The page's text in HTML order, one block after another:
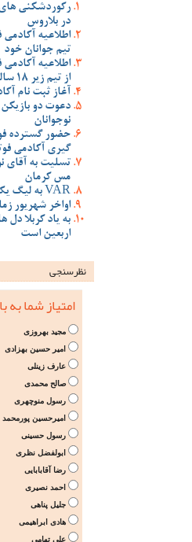
رکوردشکنی
در بلاروس
اطلاعیه
تیم جوانان خود
اطلاعیه
از تیم زیر 18 ساله های خود
آغاز ثبت نام
دعوت دو
نوجوانان
حضور گسترده
گیری آکادمی
تسلیت به آقای
مس کرمان
VAR به لیگ یک می آید؟!
اواخر شهریور
به یاد کربلا
اربعین است
نظرسنجی
امتیاز شما
مجید بهروزی
امیر حسین بهزادی
عارف زینلی
صالح محمدی
رسول منوچهری
امیرحسین پورمحمد
رسول حسینی
ابولفضل نظری
رضا آقابابایی
احمد نصیری
جلیل پناهی
هادی ابراهیمی
علی تهامی